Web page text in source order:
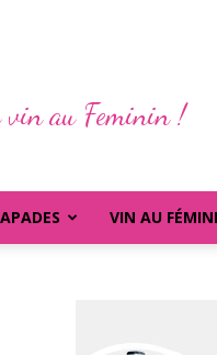
vin au Feminin !
VIN AU